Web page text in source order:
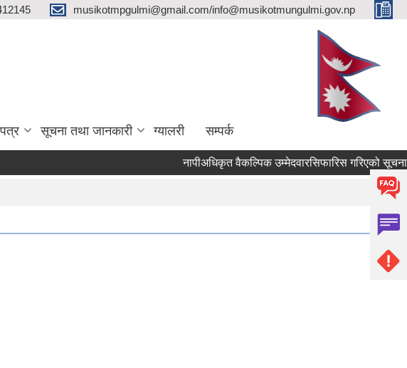
musikotmpgulmi@gmail.com/info@musikotmungulmi.gov.np
सूचना तथा जानकारी ग्यालरी सम्पर्क
नापीअधिकृत वैकल्पिक उम्मेदवारसिफारिस गरिएको सूचना।